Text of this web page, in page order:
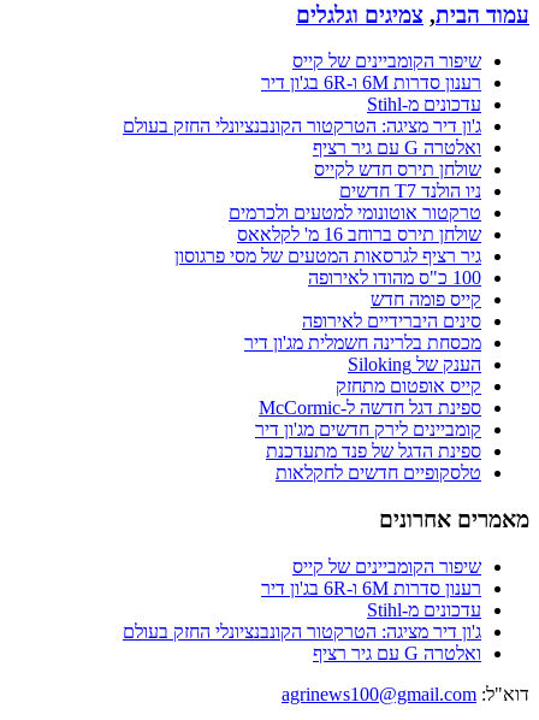
עמוד הבית, צמיגים וגלגלים
שיפור הקומביינים של קייס
רענון סדרות 6M ו-6R בג'ון דיר
עדכונים מ-Stihl
ג'ון דיר מציגה: הטרקטור הקונבנציונלי החזק בעולם
ואלטרה G עם גיר רציף
שולחן תירס חדש לקייס
ניו הולנד T7 חדשים
טרקטור אוטונומי למטעים ולכרמים
שולחן תירס ברוחב 16 מ' לקלאאס
גיר רציף לגרסאות המטעים של מסי פרגוסון
100 כ"ס מהודו לאירופה
קייס פומה חדש
סינים היברידיים לאירופה
מכסחת בלרינה חשמלית מג'ון דיר
הענק של Siloking
קייס אופטום מתחזק
ספינת דגל חדשה ל-McCormic
קומביינים לירק חדשים מג'ון דיר
ספינת הדגל של פנד מתעדכנת
טלסקופיים חדשים לחקלאות
מאמרים אחרונים
שיפור הקומביינים של קייס
רענון סדרות 6M ו-6R בג'ון דיר
עדכונים מ-Stihl
ג'ון דיר מציגה: הטרקטור הקונבנציונלי החזק בעולם
ואלטרה G עם גיר רציף
דוא"ל: agrinews100@gmail.com